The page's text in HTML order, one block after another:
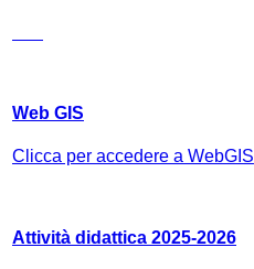
Web GIS
Clicca per accedere a WebGIS
Attività didattica 2025-2026